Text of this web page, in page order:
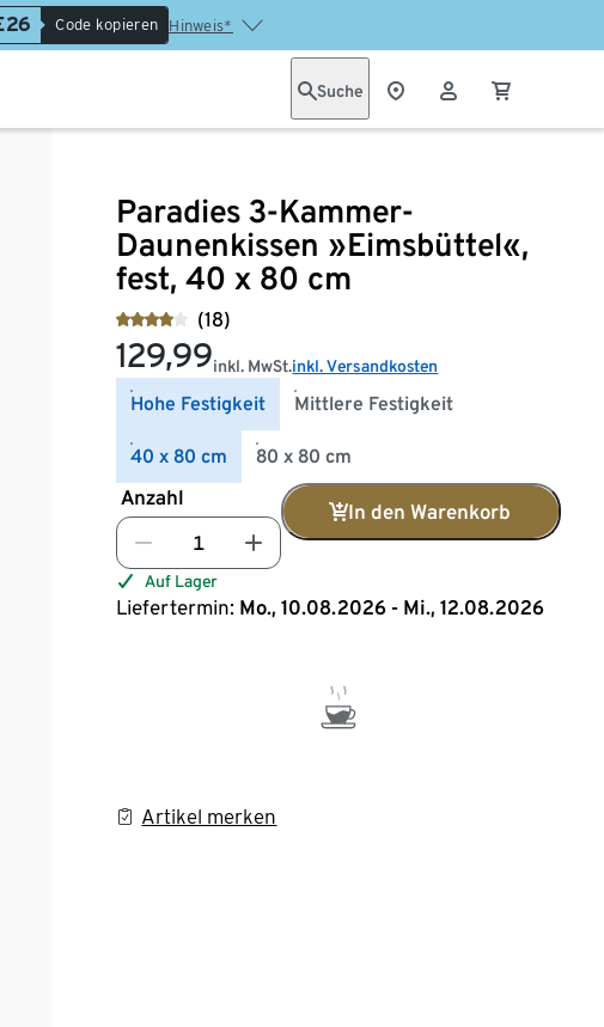
Code kopieren Hinweis*
Suche
Paradies 3-Kammer-
Daunenkissen »Eimsbüttel«,
fest, 40 x 80 cm
(18)
129,99inkl. MwSt.inkl. Versandkosten
Hohe Festigkeit Mittlere Festigkeit
40 x 80 cm 80 x 80 cm
Anzahl
In den Warenkorb
Auf Lager
Liefertermin: Mo., 10.08.2026 - Mi., 12.08.2026
Artikel merken